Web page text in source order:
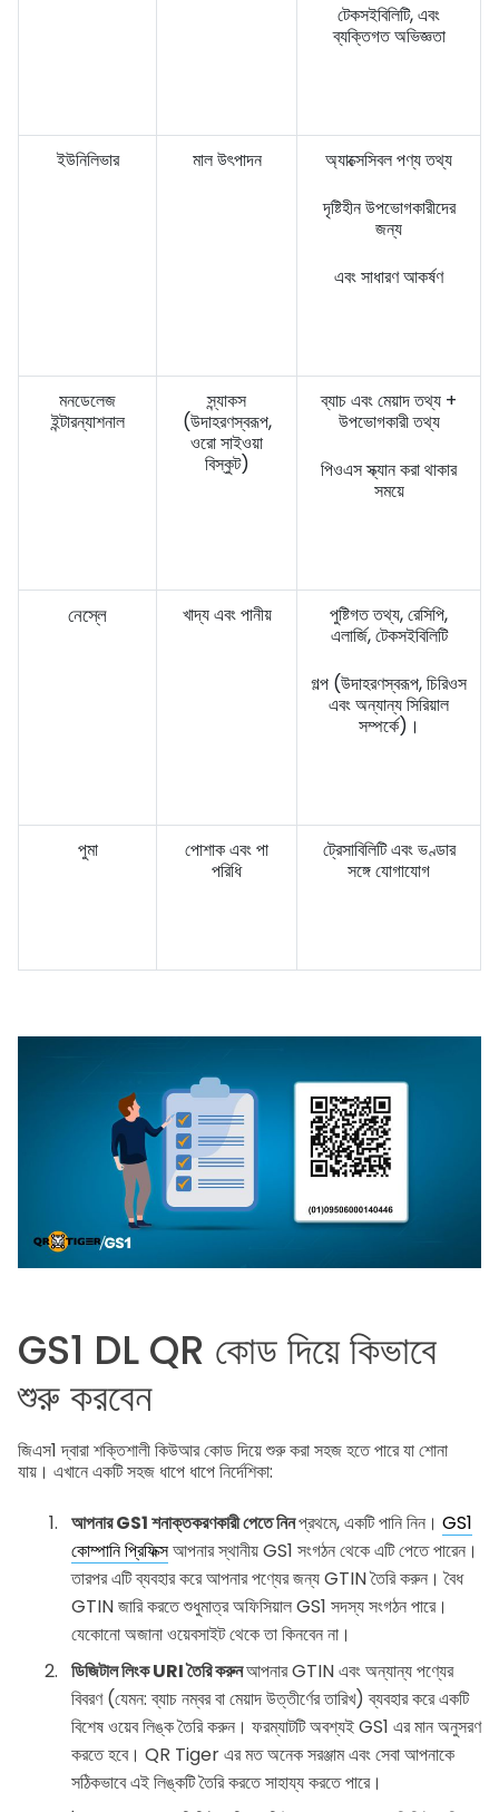
টেকসইবিলিটি, এবং
ব্যক্তিগত অভিজ্ঞতা
ইউনিলিভার মাল উৎপাদন
অ্যাক্সেসিবল পণ্য তথ্য
দৃষ্টিহীন উপভোগকারীদের
জন্য
এবং সাধারণ আকর্ষণ
মনডেলেজ
ইন্টারন্যাশনাল
স্ন্যাকস
(উদাহরণস্বরূপ,
ওরো সাইওয়া
বিস্কুট)
ব্যাচ এবং মেয়াদ তথ্য +
উপভোগকারী তথ্য
পিওএস স্ক্যান করা থাকার
সময়ে
নেস্লে খাদ্য এবং পানীয়
পুষ্টিগত তথ্য, রেসিপি,
এলার্জি, টেকসইবিলিটি
গল্প (উদাহরণস্বরূপ, চিরিওস
এবং অন্যান্য সিরিয়াল
সম্পর্কে)।
পুমা
পোশাক এবং পা
পরিধি
ট্রেসাবিলিটি এবং ভণ্ডার
সঙ্গে যোগাযোগ
GS1 DL QR কোড দিয়ে কিভাবে
শুরু করবেন
জিএস1 দ্বারা শক্তিশালী কিউআর কোড দিয়ে শুরু করা সহজ হতে পারে যা শোনা
যায়। এখানে একটি সহজ ধাপে ধাপে নির্দেশিকা:
আপনার GS1 শনাক্তকরণকারী পেতে নিনপ্রথমে, একটি পানি নিন। GS1
কোম্পানি প্রিফিক্সআপনার স্থানীয় GS1 সংগঠন থেকে এটি পেতে পারেন।
তারপর এটি ব্যবহার করে আপনার পণ্যের জন্য GTIN তৈরি করুন। বৈধ
GTIN জারি করতে শুধুমাত্র অফিসিয়াল GS1 সদস্য সংগঠন পারে।
যেকোনো অজানা ওয়েবসাইট থেকে তা কিনবেন না।
ডিজিটাল লিংক URI তৈরি করুনআপনার GTIN এবং অন্যান্য পণ্যের
বিবরণ (যেমন: ব্যাচ নম্বর বা মেয়াদ উত্তীর্ণের তারিখ) ব্যবহার করে একটি
বিশেষ ওয়েব লিঙ্ক তৈরি করুন। ফরম্যাটটি অবশ্যই GS1 এর মান অনুসরণ
করতে হবে। QR Tiger এর মত অনেক সরঞ্জাম এবং সেবা আপনাকে
সঠিকভাবে এই লিঙ্কটি তৈরি করতে সাহায্য করতে পারে।